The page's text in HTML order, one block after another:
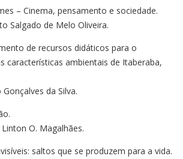
– Cinema, pensamento e sociedade.
Salgado de Melo Oliveira.
de recursos didáticos para o
características ambientais de Itaberaba,
Gonçalves da Silva.
O. Magalhães.
saltos que se produzem para a vida.